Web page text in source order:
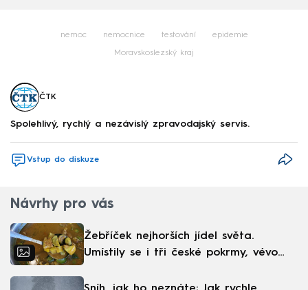
nemoc nemocnice testování epidemie
Moravskoslezský kraj
ČTK
Spolehlivý, rychlý a nezávislý zpravodajský servis.
Vstup do diskuze
Návrhy pro vás
Žebříček nejhorších jídel světa.
Umístily se i tři české pokrmy, vévodí